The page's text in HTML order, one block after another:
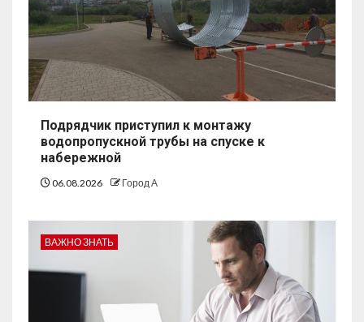
Подрядчик приступил к монтажу
водопропускной трубы на спуске к
набережной
06.08.2026 Город А
ВАЖНО ЗНАТЬ